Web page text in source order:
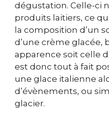
dégustation. Celle-ci
produits laitiers, ce
la composition d’un
d’une crème glacée,
apparence soit celle
est donc tout à fait
une glace italienne
d’évènements, ou
glacier.